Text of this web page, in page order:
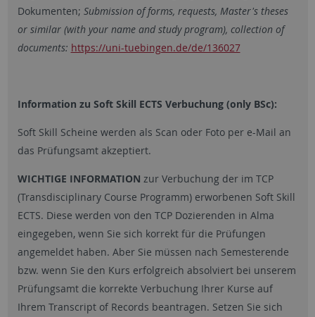
Dokumenten; Submission of forms, requests, Master's theses
or similar (with your name and study program), collection of
documents: https://uni-tuebingen.de/de/136027
Information zu Soft Skill ECTS Verbuchung (only BSc):
Soft Skill Scheine werden als Scan oder Foto per e-Mail an
das Prüfungsamt akzeptiert.
WICHTIGE INFORMATION zur Verbuchung der im TCP
(Transdisciplinary Course Programm) erworbenen Soft Skill
ECTS. Diese werden von den TCP Dozierenden in Alma
eingegeben, wenn Sie sich korrekt für die Prüfungen
angemeldet haben. Aber Sie müssen nach Semesterende
bzw. wenn Sie den Kurs erfolgreich absolviert bei unserem
Prüfungsamt die korrekte Verbuchung Ihrer Kurse auf
Ihrem Transcript of Records beantragen. Setzen Sie sich